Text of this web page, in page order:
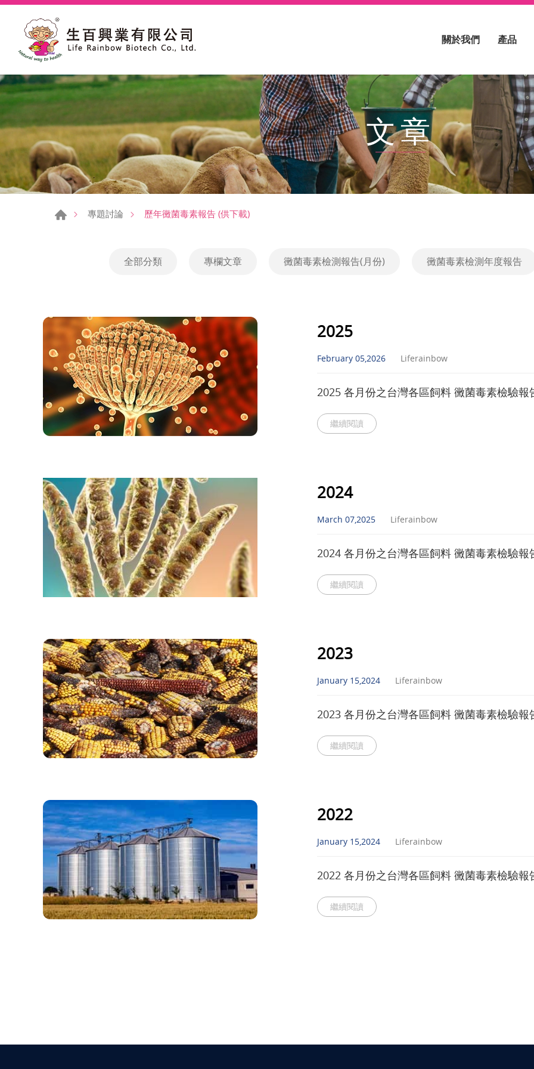
關於我們 產品
文章
專題討論 歷年黴菌毒素報告 (供下載)
全部分類 專欄文章 黴菌毒素檢測報告(月份) 黴菌毒素檢測年度報告
2025
February 05,2026 Liferainbow
2025 各月份之台灣各區飼料 黴菌毒素檢驗報
繼續閱讀
2024
March 07,2025 Liferainbow
2024 各月份之台灣各區飼料 黴菌毒素檢驗報
繼續閱讀
2023
January 15,2024 Liferainbow
2023 各月份之台灣各區飼料 黴菌毒素檢驗報
繼續閱讀
2022
January 15,2024 Liferainbow
2022 各月份之台灣各區飼料 黴菌毒素檢驗報
繼續閱讀